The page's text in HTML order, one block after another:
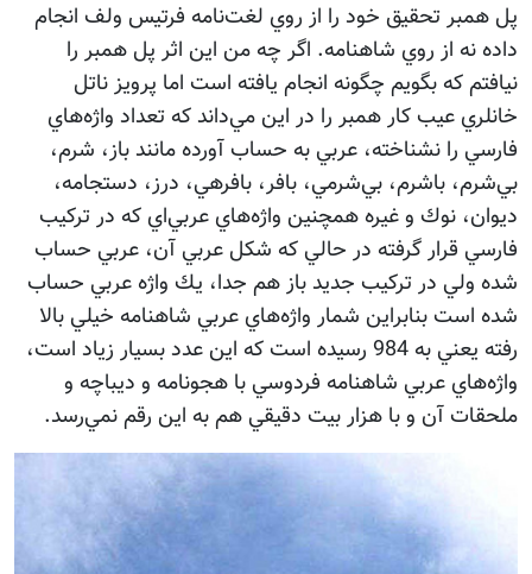
پل همبر تحقيق خود را از روي لغت‌نامه فرتيس ولف انجام
داده نه از روي شاهنامه. اگر چه من اين اثر پل همبر را
نيافتم كه بگويم چگونه انجام يافته است اما پرويز ناتل
خانلري عيب كار همبر را در اين مي‌داند كه تعداد واژه‌هاي
فارسي را نشناخته، عربي به حساب آورده مانند باز، شرم،
بي‌شرم، با‌شرم، بي‌شرمي، بافر، بافرهي، درز، دستجامه،
ديوان، نوك و غيره همچنين واژه‌هاي عربي‌اي كه در تركيب
فارسي قرار گرفته در حالي كه شكل عربي آن، عربي حساب
شده ولي در تركيب جديد باز هم جدا، يك واژه عربي حساب
شده است بنابراين شمار واژه‌هاي عربي شاهنامه خيلي بالا
رفته يعني به 984 رسيده است كه اين عدد بسيار زياد است،
واژه‌هاي عربي شاهنامه فردوسي با هجونامه و ديباچه و
ملحقات آن و با هزار بيت دقيقي هم به اين رقم نمي‌رسد.